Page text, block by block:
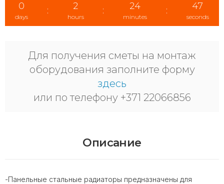
0
days
: 2
hours
: 24
minutes
: 47
seconds
Для получения сметы на монтаж
оборудования заполните форму
здесь
или по телефону +371 22066856
Описание
-Панельные стальные радиаторы предназначены для